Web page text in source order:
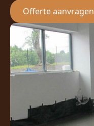
Offerte aanvragen